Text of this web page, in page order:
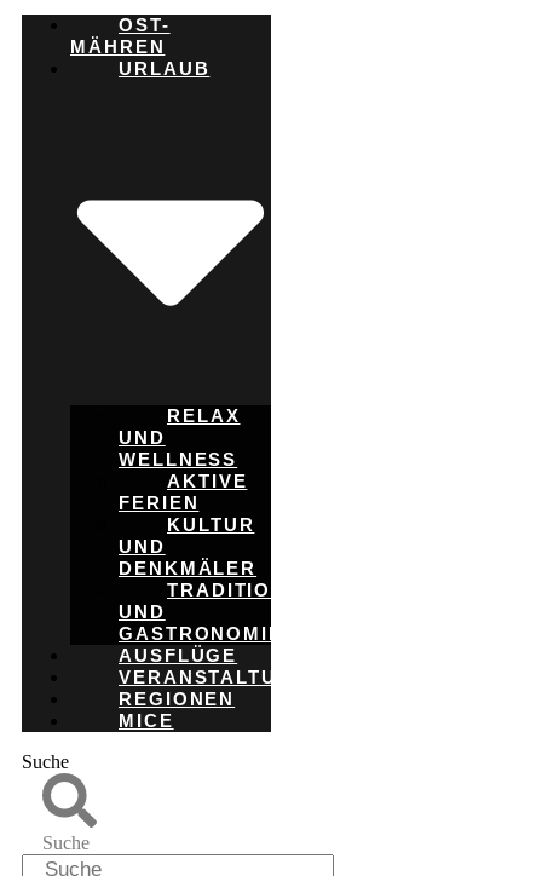
OST-
MÄHREN
URLAUB
RELAX
UND
WELLNESS
AKTIVE
FERIEN
KULTUR
UND
DENKMÄLER
TRADITION
UND
GASTRONOMIE
AUSFLÜGE
VERANSTALTUNGEN
REGIONEN
MICE
Suche
Suche